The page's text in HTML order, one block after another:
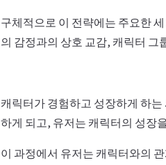
구체적으로 이 전략에는 주요한
의 감정과의 상호 교감, 캐릭터 그
캐릭터가 경험하고 성장하게 하
하게 되고, 유저는 캐릭터의 성장
이 과정에서 유저는 캐릭터와의